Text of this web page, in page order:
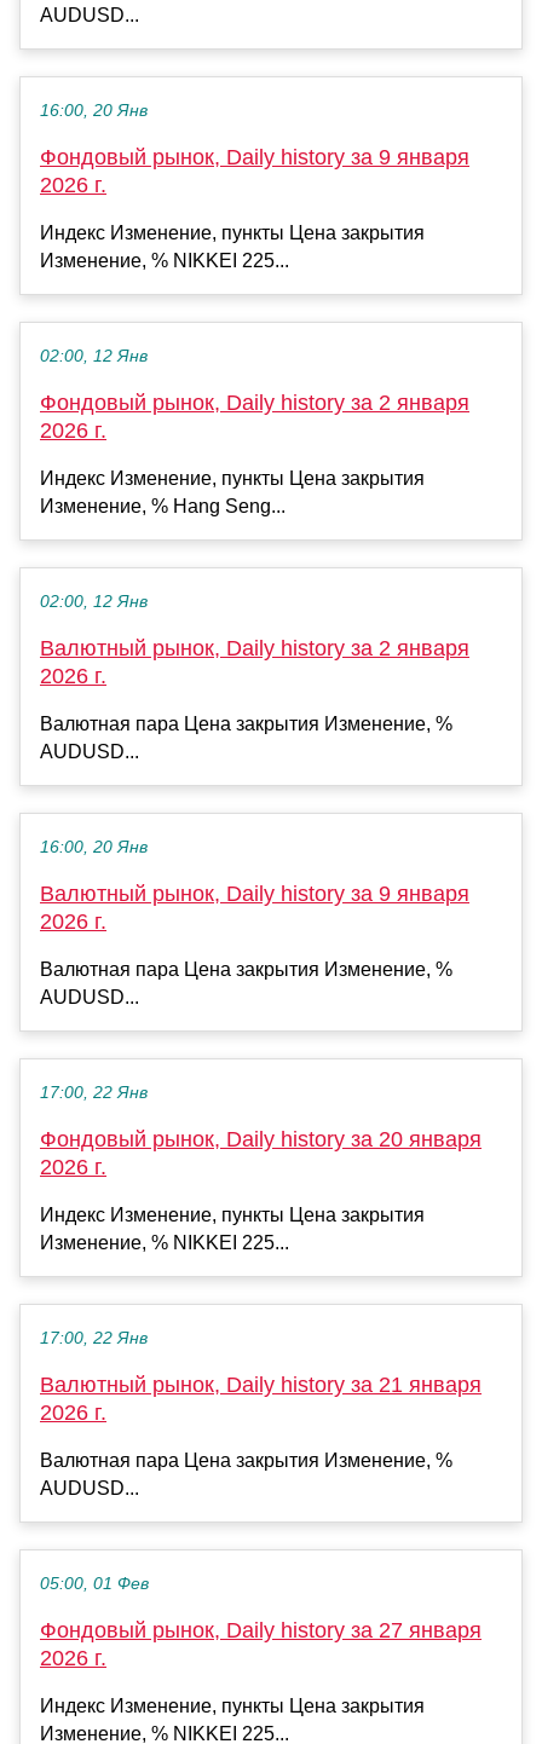
AUDUSD...
16:00, 20 Янв
Фондовый рынок, Daily history за 9 января
2026 г.
Индекс Изменение, пункты Цена закрытия
Изменение, % NIKKEI 225...
02:00, 12 Янв
Фондовый рынок, Daily history за 2 января
2026 г.
Индекс Изменение, пункты Цена закрытия
Изменение, % Hang Seng...
02:00, 12 Янв
Валютный рынок, Daily history за 2 января
2026 г.
Валютная пара Цена закрытия Изменение, %
AUDUSD...
16:00, 20 Янв
Валютный рынок, Daily history за 9 января
2026 г.
Валютная пара Цена закрытия Изменение, %
AUDUSD...
17:00, 22 Янв
Фондовый рынок, Daily history за 20 января
2026 г.
Индекс Изменение, пункты Цена закрытия
Изменение, % NIKKEI 225...
17:00, 22 Янв
Валютный рынок, Daily history за 21 января
2026 г.
Валютная пара Цена закрытия Изменение, %
AUDUSD...
05:00, 01 Фев
Фондовый рынок, Daily history за 27 января
2026 г.
Индекс Изменение, пункты Цена закрытия
Изменение, % NIKKEI 225...